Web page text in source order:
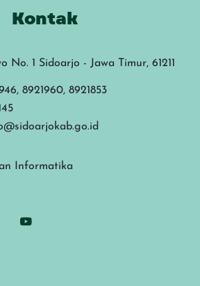
Kontak
No. 1 Sidoarjo - Jawa Timur, 61211
8921960, 8921853
Informatika